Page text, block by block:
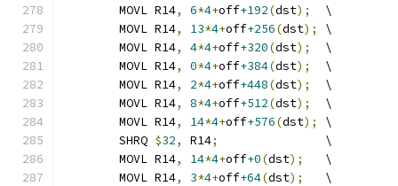
	MOVL R14
, 6*4+off+192(dst);
  \
	MOVL R14
, 13*4+off+256(dst);
\
	MOVL R14
, 4*4+off+320(dst);
  \
	MOVL R14
, 0*4+off+384(dst);
  \
	MOVL R14
, 2*4+off+448(dst);
  \
	MOVL R14
, 8*4+off+512(dst);
  \
	MOVL R14
, 14*4+off+576(dst);
\
	SHRQ
$32, R14;
               \
	MOVL R14
, 14*4+off+0(dst);
   \
	MOVL R14
, 3*4+off+64(dst);
   \